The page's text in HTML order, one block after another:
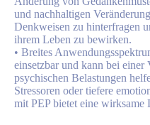
und nachhaltigen
Denkweisen zu hinterfragen
ihrem Leben zu bewirken.
• Breites
einsetzbar und kann bei
psychischen Belastungen
Stressoren oder tiefere
mit PEP bietet eine wirksame